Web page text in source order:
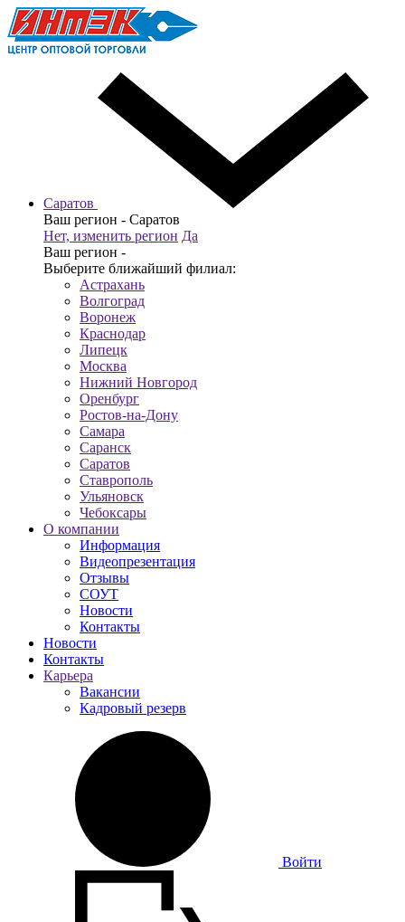
Саратов
Ваш регион - Саратов
Нет, изменить регион Да
Ваш регион -
Выберите ближайший филиал:
Астрахань
Волгоград
Воронеж
Краснодар
Липецк
Москва
Нижний Новгород
Оренбург
Ростов-на-Дону
Самара
Саранск
Саратов
Ставрополь
Ульяновск
Чебоксары
О компании
Информация
Видеопрезентация
Отзывы
СОУТ
Новости
Контакты
Новости
Контакты
Карьера
Вакансии
Кадровый резерв
Войти